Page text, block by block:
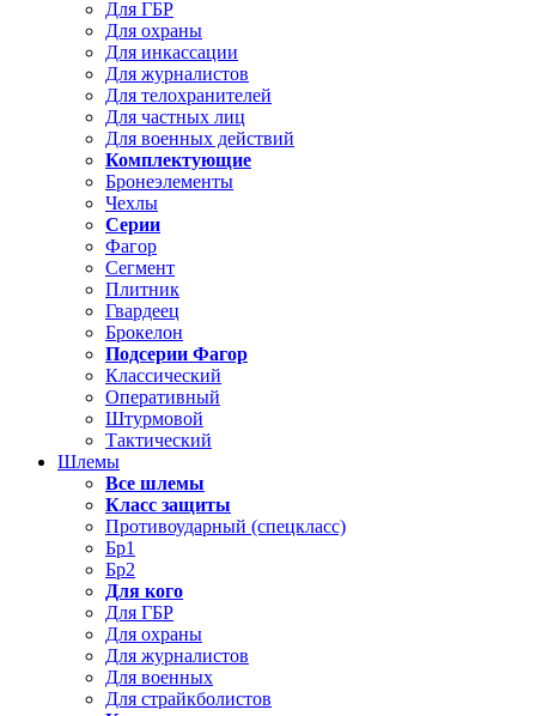
Для ГБР
Для охраны
Для инкассации
Для журналистов
Для телохранителей
Для частных лиц
Для военных действий
Комплектующие
Бронеэлементы
Чехлы
Серии
Фагор
Сегмент
Плитник
Гвардеец
Брокелон
Подсерии Фагор
Классический
Оперативный
Штурмовой
Тактический
Шлемы
Все шлемы
Класс защиты
Противоударный (спецкласс)
Бр1
Бр2
Для кого
Для ГБР
Для охраны
Для журналистов
Для военных
Для страйкболистов